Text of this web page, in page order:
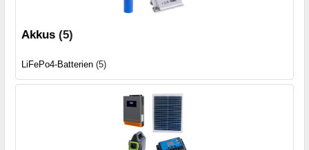
Akkus (5)
LiFePo4-Batterien (5)